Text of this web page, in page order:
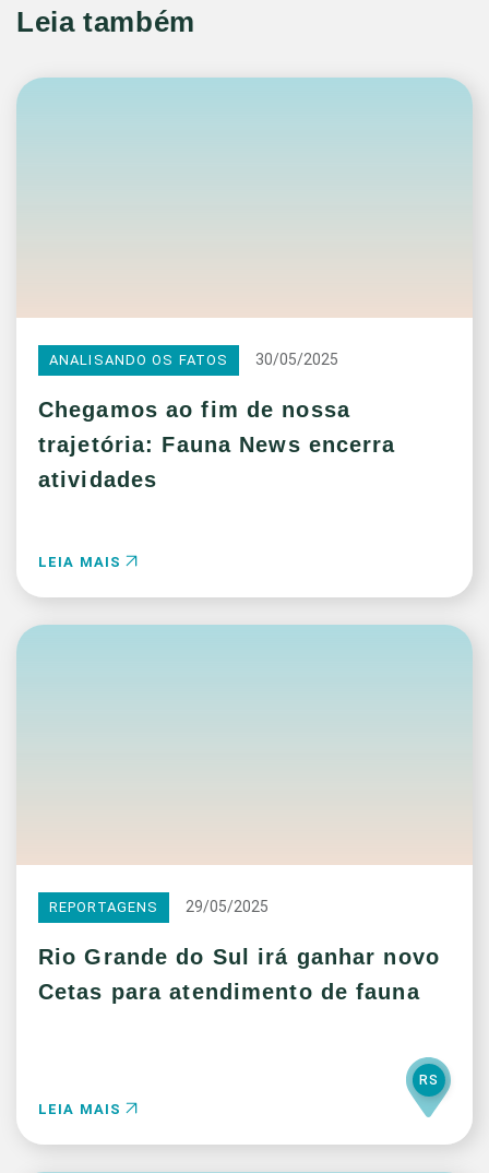
Leia também
ANALISANDO OS FATOS 30/05/2025
Chegamos ao fim de nossa
trajetória: Fauna News encerra
atividades
LEIA MAIS
REPORTAGENS 29/05/2025
Rio Grande do Sul irá ganhar novo
Cetas para atendimento de fauna
LEIA MAIS
RS